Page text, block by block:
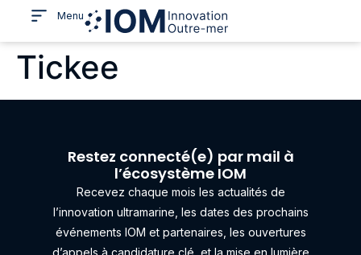
Menu
Tickee
Restez connecté(e) par mail à
l’écosystème IOM
Recevez chaque mois les actualités de
l’innovation ultramarine, les dates des prochains
événements IOM et partenaires, les ouvertures
d’appels à candidature clé, et la mise en lumière